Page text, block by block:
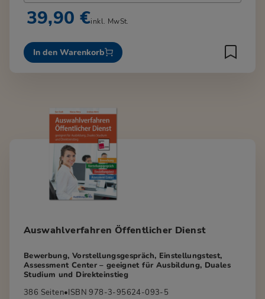
39,90 €inkl. MwSt.
In den Warenkorb
Auswahlverfahren Öffentlicher Dienst
Bewerbung, Vorstellungsgespräch, Einstellungstest,
Assessment Center – geeignet für Ausbildung, Duales
Studium und Direkteinstieg
386 Seiten•ISBN 978-3-95624-093-5